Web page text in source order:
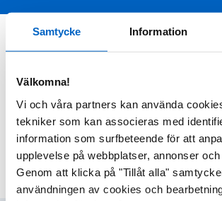
Samtycke Information
Välkomna!
Vi och våra partners kan använda
tekniker som kan associeras med
information som surfbeteende för att
upplevelse på webbplatser, annonser och
Genom att klicka på "Tillåt alla"
användningen av cookies och
Högt och lågt om kolesterol. En
behandlas för höga kolesterolvärden.
LADDA NER HÄR